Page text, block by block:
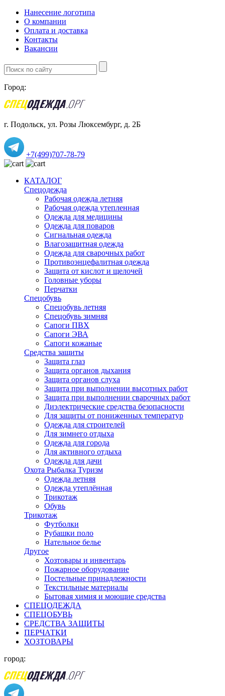
Нанесение логотипа
О компании
Оплата и доставка
Контакты
Вакансии
Город:
г. Подольск, ул. Розы Люксембург, д. 2Б
+7(499)707-78-79
КАТАЛОГ
Спецодежда
Рабочая одежда летняя
Рабочая одежда утепленная
Одежда для медицины
Одежда для поваров
Сигнальная одежда
Влагозащитная одежда
Одежда для сварочных работ
Противоэнцефалитная одежда
Защита от кислот и щелочей
Головные уборы
Перчатки
Спецобувь
Спецобувь летняя
Спецобувь зимняя
Сапоги ПВХ
Сапоги ЭВА
Сапоги кожаные
Средства защиты
Защита глаз
Защита органов дыхания
Защита органов слуха
Защита при выполнении высотных работ
Защита при выполнении сварочных работ
Диэлектрические средства безопасности
Для защиты от пониженных температур
Одежда для строителей
Для зимнего отдыха
Одежда для города
Для активного отдыха
Одежда для дачи
Охота Рыбалка Туризм
Одежда летняя
Одежда утеплённая
Трикотаж
Обувь
Трикотаж
Футболки
Рубашки поло
Нательное белье
Другое
Хозтовары и инвентарь
Пожарное оборудование
Постельные принадлежности
Текстильные материалы
Бытовая химия и моющие средства
СПЕЦОДЕЖДА
СПЕЦОБУВЬ
СРЕДСТВА ЗАЩИТЫ
ПЕРЧАТКИ
ХОЗТОВАРЫ
город: